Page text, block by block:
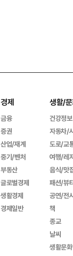
경제
금융
증권
산업/재계
중기/벤처
부동산
글로벌경제
생활경제
경제일반
생활/
건강정보
자동차/
도로/교
여행/레
음식/맛
패션/뷰
공연/전
책
종교
날씨
생활문